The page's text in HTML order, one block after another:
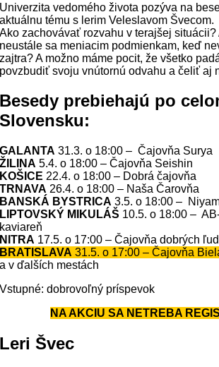
Univerzita vedomého života pozýva na
aktuálnu tému s lerim Veleslavom Švecom.
Ako zachovávať rozvahu v terajšej
neustále sa meniacim podmienkam, keď
zajtra? A možno máme pocit, že všetko
povzbudiť svoju vnútornú odvahu a čeliť aj
Besedy prebiehajú po
Slovensku:
GALANTA 31.3. o 18:00 – Čajovňa Surya
ŽILINA 5.4. o 18:00 – Čajovňa Seishin
KOŠICE 22.4. o 18:00 – Dobrá čajovňa
TRNAVA 26.4. o 18:00 – Naša Čarovňa
BANSKÁ BYSTRICA 3.5. o 18:00 –
LIPTOVSKÝ MIKULÁŠ 10.5. o 18:00 –
kaviareň
NITRA 17.5. o 17:00 – Čajovňa dobrých
BRATISLAVA 31.5. o 17:00 – Čajovňa
a v ďalších mestách
Vstupné: dobrovoľný príspevok
NA AKCIU SA NETREBA
Leri Švec